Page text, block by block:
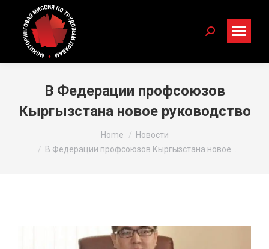
Search:
В Федерации профсоюзов
Кыргызстана новое руководство
Home
Новости
В Федерации профсоюзов Кыргызстана новое…